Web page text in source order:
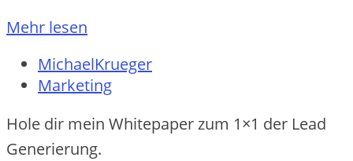
Mehr lesen
MichaelKrueger
Marketing
Hole dir mein Whitepaper zum 1×1 der Lead
Generierung.